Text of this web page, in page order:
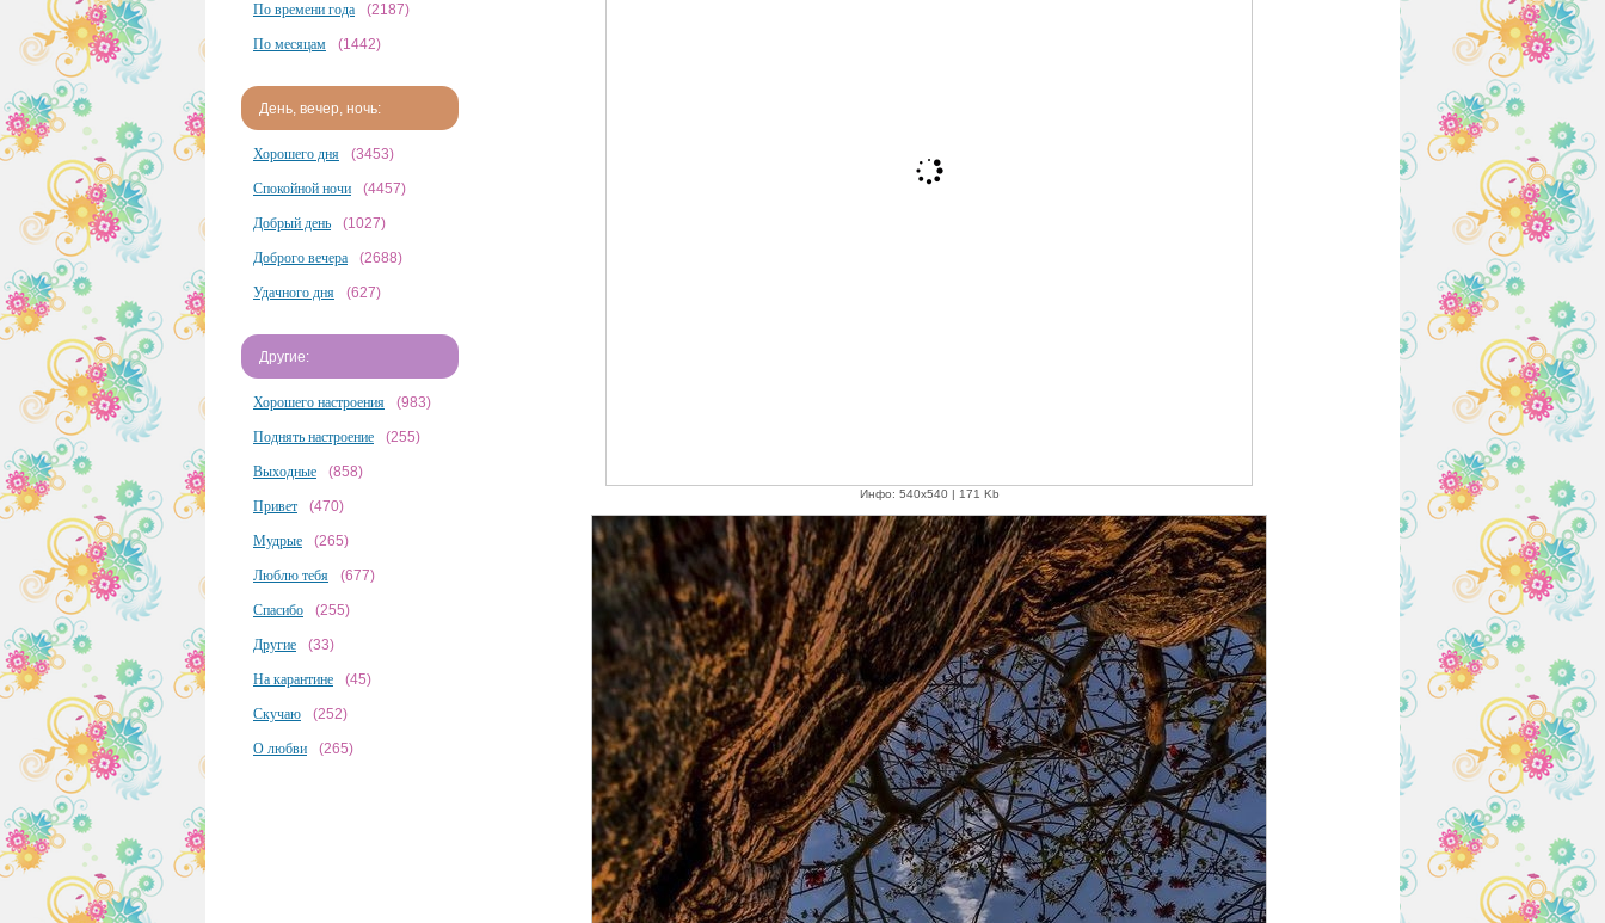
По времени года (2187)
По месяцам (1442)
День, вечер, ночь:
Хорошего дня (3453)
Спокойной ночи (4457)
Добрый день (1027)
Доброго вечера (2688)
Удачного дня (627)
Другие:
Хорошего настроения (983)
Поднять настроение (255)
Выходные (858)
Привет (470)
Мудрые (265)
Люблю тебя (677)
Спасибо (255)
Другие (33)
На карантине (45)
Скучаю (252)
О любви (265)
Инфо: 540х540 | 171 Kb